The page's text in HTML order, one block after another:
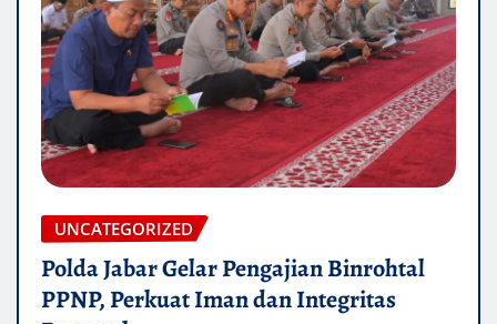
UNCATEGORIZED
Polda Jabar Gelar Pengajian Binrohtal
PPNP, Perkuat Iman dan Integritas